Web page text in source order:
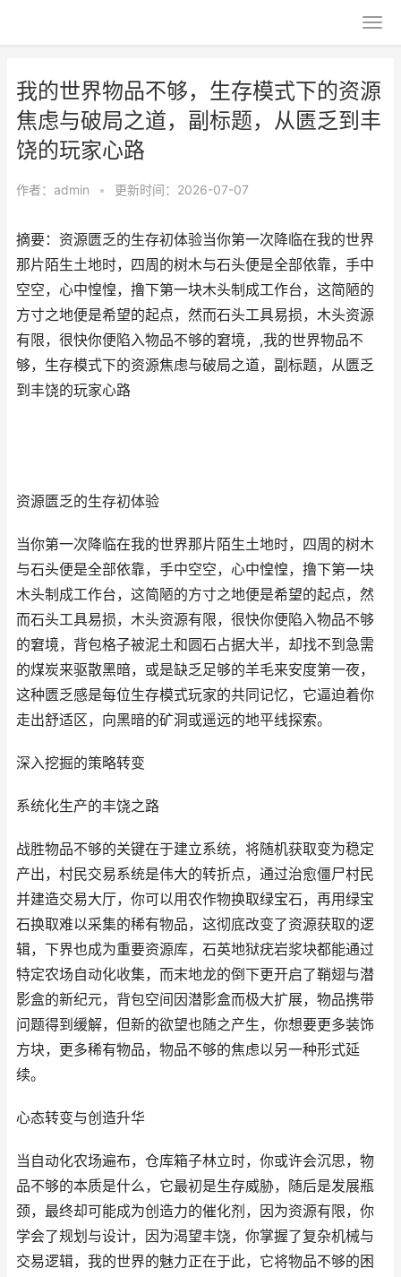
我的世界物品不够，生存模式下的资源
焦虑与破局之道，副标题，从匮乏到丰
饶的玩家心路
作者： admin • 更新时间：2026-07-07
摘要：资源匮乏的生存初体验当你第一次降临在我的世界
那片陌生土地时，四周的树木与石头便是全部依靠，手中
空空，心中惶惶，撸下第一块木头制成工作台，这简陋的
方寸之地便是希望的起点，然而石头工具易损，木头资源
有限，很快你便陷入物品不够的窘境，,我的世界物品不
够，生存模式下的资源焦虑与破局之道，副标题，从匮乏
到丰饶的玩家心路
资源匮乏的生存初体验
当你第一次降临在我的世界那片陌生土地时，四周的树木
与石头便是全部依靠，手中空空，心中惶惶，撸下第一块
木头制成工作台，这简陋的方寸之地便是希望的起点，然
而石头工具易损，木头资源有限，很快你便陷入物品不够
的窘境，背包格子被泥土和圆石占据大半，却找不到急需
的煤炭来驱散黑暗，或是缺乏足够的羊毛来安度第一夜，
这种匮乏感是每位生存模式玩家的共同记忆，它逼迫着你
走出舒适区，向黑暗的矿洞或遥远的地平线探索。
深入挖掘的策略转变
系统化生产的丰饶之路
战胜物品不够的关键在于建立系统，将随机获取变为稳定
产出，村民交易系统是伟大的转折点，通过治愈僵尸村民
并建造交易大厅，你可以用农作物换取绿宝石，再用绿宝
石换取难以采集的稀有物品，这彻底改变了资源获取的逻
辑，下界也成为重要资源库，石英地狱疣岩浆块都能通过
特定农场自动化收集，而末地龙的倒下更开启了鞘翅与潜
影盒的新纪元，背包空间因潜影盒而极大扩展，物品携带
问题得到缓解，但新的欲望也随之产生，你想要更多装饰
方块，更多稀有物品，物品不够的焦虑以另一种形式延
续。
心态转变与创造升华
当自动化农场遍布，仓库箱子林立时，你或许会沉思，物
品不够的本质是什么，它最初是生存威胁，随后是发展瓶
颈，最终却可能成为创造力的催化剂，因为资源有限，你
学会了规划与设计，因为渴望丰饶，你掌握了复杂机械与
交易逻辑，我的世界的魅力正在于此，它将物品不够的困